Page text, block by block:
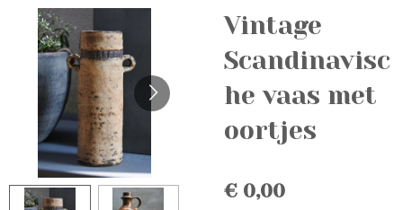
Vintage
Scandinavisc
he vaas met
oortjes
€ 0,00